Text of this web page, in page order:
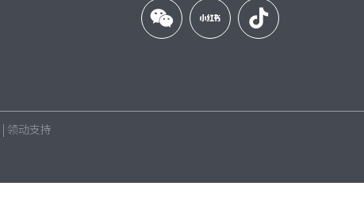
| 领动支持